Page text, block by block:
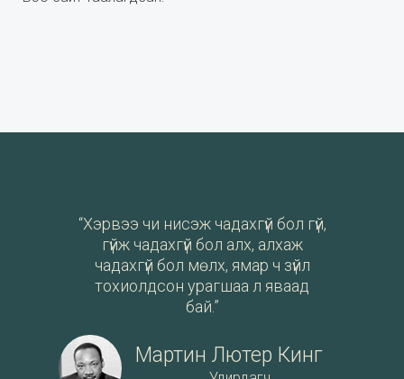
“Хэрвээ чи нисэж чадахгүй бол гүй,
гүйж чадахгүй бол алх, алхаж
чадахгүй бол мөлх, ямар ч зүйл
тохиолдсон урагшаа л яваад
бай.”
Мартин Лютер Кинг